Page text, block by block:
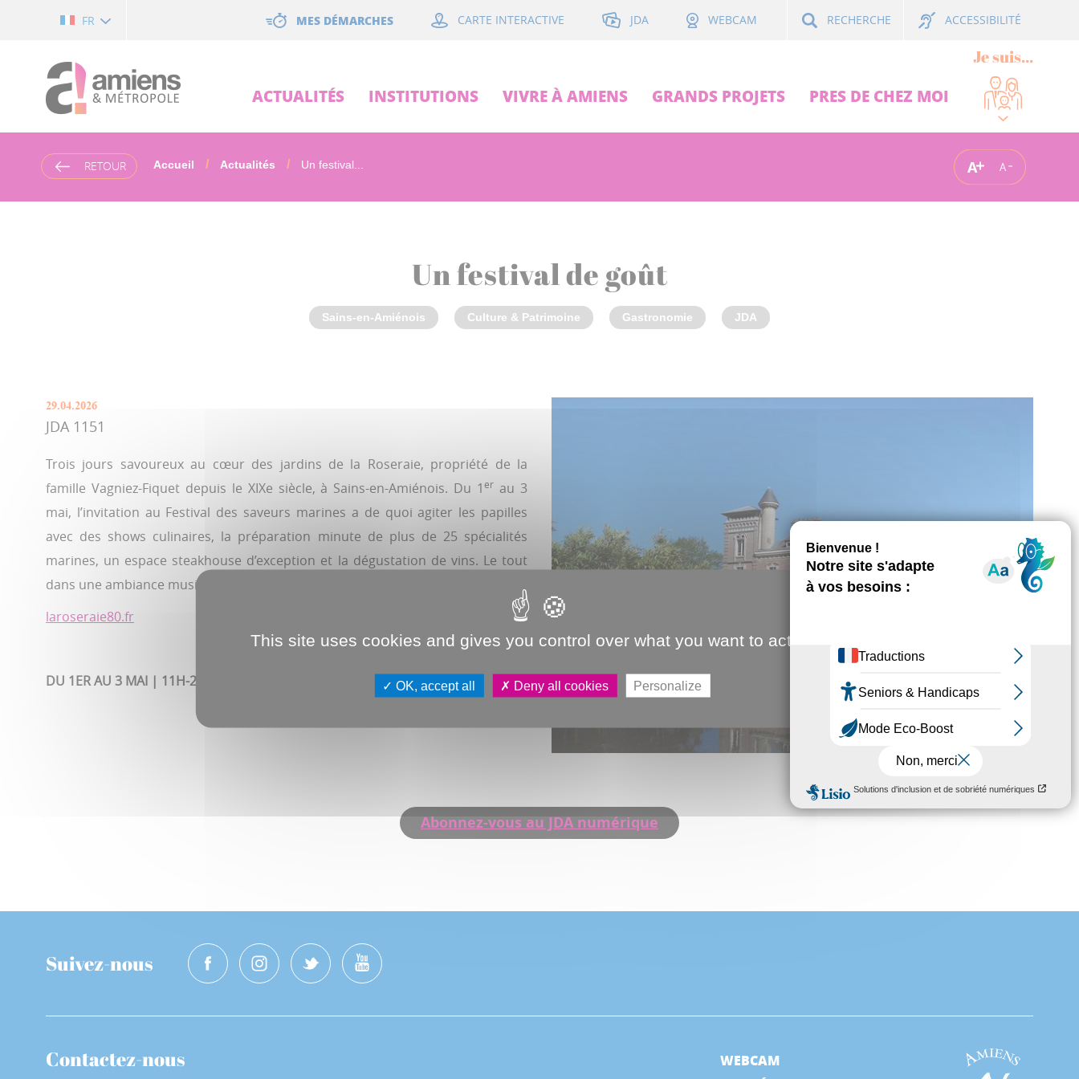
FR MES DÉMARCHES CARTE INTERACTIVE JDA WEBCAM RECHERCHE ACCESSIBILITÉ
ACTUALITÉS INSTITUTIONS VIVRE À AMIENS GRANDS PROJETS PRES DE CHEZ MOI
Je suis...
RETOUR Accueil Actualités Un festival... A A
Un festival de goût
Sains-en-Amiénois Culture & Patrimoine Gastronomie JDA
29.04.2026
JDA 1151
Trois jours savoureux au cœur des jardins de la Roseraie, propriété de la
famille Vagniez-Fiquet depuis le XIXe siècle, à Sains-en-Amiénois. Du 1er au 3
mai, l’invitation au Festival des saveurs marines a de quoi agiter les papilles
avec des shows culinaires, la préparation minute de plus de 25 spécialités
marines, un espace steakhouse d’exception et la dégustation de vins. Le tout
dans une ambiance musicale adaptée.
laroseraie80.fr
DU 1ER AU 3 MAI | 11H-22H : LA ROSERAIE, SAINS-EN-AMIÉNOIS
Abonnez-vous au JDA numérique
Suivez-nous
Contactez-nous
WEBCAM
This site uses cookies and gives you control over what you want to activate
OK, accept all Deny all cookies Personalize